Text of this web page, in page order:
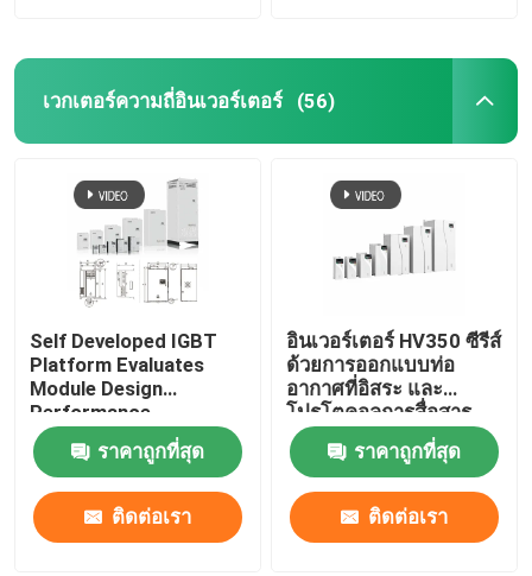
เวกเตอร์ความถี่อินเวอร์เตอร์ (56)
Self Developed IGBT
Platform Evaluates
Module Design
Performance
ราคาถูกที่สุด
ติดต่อเรา
อินเวอร์เตอร์ HV350 ซีรีส์
ด้วยการออกแบบท่อ
อากาศที่อิสระ และ
โปรโตคอลการสื่อสาร
Modbus RTU
50Hz/60Hz ± 5% ความถี่
การเข้า
ราคาถูกที่สุด
ติดต่อเรา